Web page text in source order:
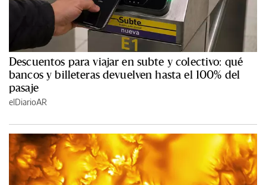
Descuentos para viajar en subte y colectivo: qué
bancos y billeteras devuelven hasta el 100% del
pasaje
elDiarioAR